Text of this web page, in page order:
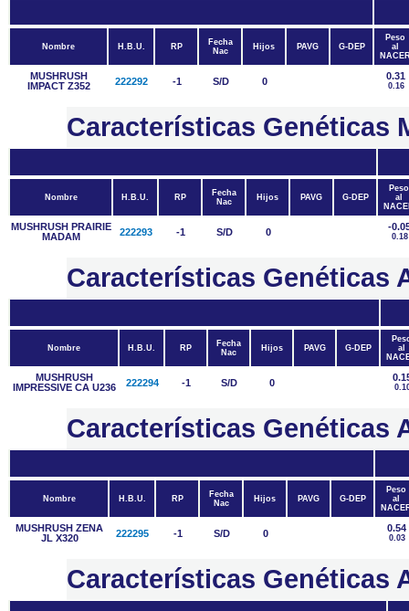
Nombre H.B.U. RP
Fecha
Nac
Hijos PAVG G-DEP
Peso
al
MUSHRUSH
IMPACT Z352
222292 -1 S/D 0 0.31
0.16
Características Genéticas
Nombre H.B.U. RP
Fecha
Nac
Hijos PAVG G-DEP
Peso
al
MUSHRUSH PRAIRIE
MADAM
222293 -1 S/D 0 -
0.18
Características Genéticas
Nombre H.B.U. RP
Fecha
Nac
Hijos PAVG G-DEP
al
MUSHRUSH
IMPRESSIVE CA U236
222294 -1 S/D 0
Características Genéticas
Nombre H.B.U. RP
Fecha
Nac
Hijos PAVG G-DEP
Peso
al
MUSHRUSH ZENA
JL X320
222295 -1 S/D 0 0.54
0.03
Características Genéticas